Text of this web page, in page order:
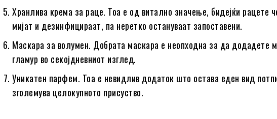
Хранлива крема за раце. Тоа е од витално значење, бидејќи рацете
мијат и дезинфицираат, па неретко остануваат запоставени.
Маскара за волумен. Добрата маскара е неопходна за да додадете
гламур во секојдневниот изглед.
Уникатен парфем. Тоа е невидлив додаток што остава еден вид
зголемува целокупното присуство.